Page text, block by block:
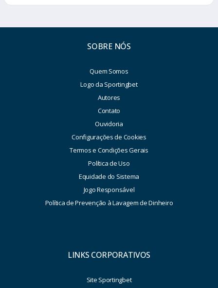
SOBRE NÓS
Quem Somos
Logo da Sportingbet
Autores
Contato
Ouvidoria
Configurações de Cookies
Termos e Condições Gerais
Política de Uso
Equidade do Sistema
Jogo Responsável
Política de Prevenção à Lavagem de Dinheiro
LINKS CORPORATIVOS
Site Sportingbet